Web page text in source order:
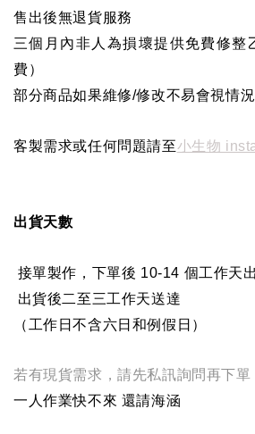
售出後無退貨服務
三個月內非人為損壞提供免費修整
費）
部分商品如果維修/修改不易會視情
客製需求或任何問題請至小生物
出貨天數
接單製作，下單後 10-14 個工作天
出貨後二至三工作天送達
（工作日不含六日和例假日）
若有現貨需求，請先私訊詢問再下單
一人作業快不來 還請海涵